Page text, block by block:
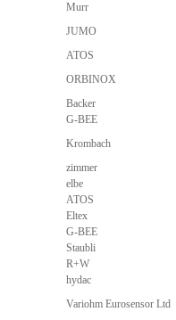
Murr
JUMO
ATOS
ORBINOX
Backer
G-BEE
Krombach
zimmer
elbe
ATOS
Eltex
G-BEE
Staubli
R+W
hydac
Variohm Eurosensor Ltd